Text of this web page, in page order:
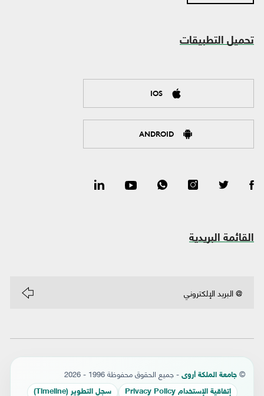
تحميل التطبيقات
IOS
ANDROID
القائمة البريدية
© جامعة الملكة أروى - جميع الحقوق محفوظة 1996 - 2026
إتفاقية الإستخدام Privacy Policy سجل التطوير (Timeline)